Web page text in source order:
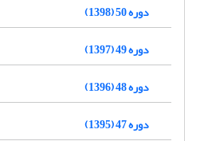
دوره 50 (1398)
دوره 49 (1397)
دوره 48 (1396)
دوره 47 (1395)